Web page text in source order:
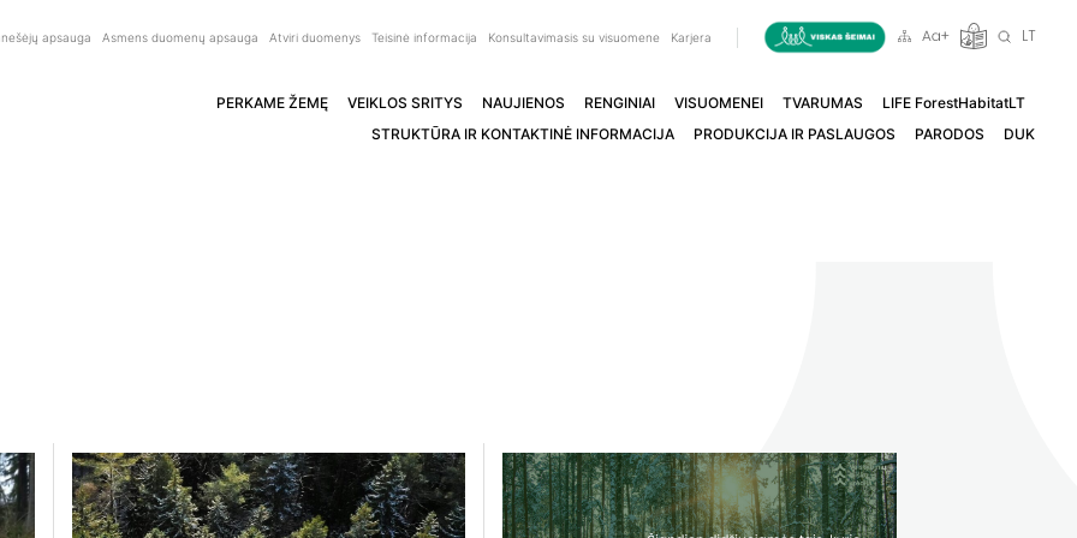
apsauga Asmens duomenų apsauga Atviri duomenys Teisinė informacija Konsultavimasis su visuomene Karjera LT
PERKAME ŽEMĘ VEIKLOS SRITYS NAUJIENOS RENGINIAI VISUOMENEI TVARUMAS
LIFE ForestHabitatLT
STRUKTŪRA IR KONTAKTINĖ INFORMACIJA
PRODUKCIJA IR PASLAUGOS PARODOS DUK